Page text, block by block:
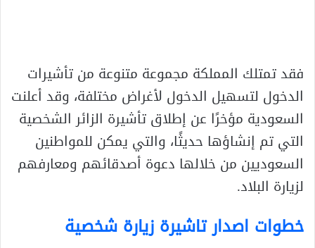
فقد تمتلك المملكة مجموعة متنوعة من تأشيرات
الدخول لتسهيل الدخول لأغراض مختلفة، وقد أعلنت
السعودية مؤخرًا عن إطلاق تأشيرة الزائر الشخصية
التي تم إنشاؤها حديثًا، والتي يمكن للمواطنين
السعوديين من خلالها دعوة أصدقائهم ومعارفهم
لزيارة البلاد.
خطوات اصدار تاشيرة زيارة شخصية